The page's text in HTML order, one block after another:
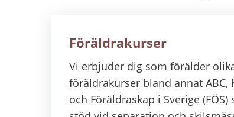
Föräldrakurser
Vi erbjuder dig som förälder
föräldrakurser bland annat ABC,
och Föräldraskap i Sverige (FÖS)